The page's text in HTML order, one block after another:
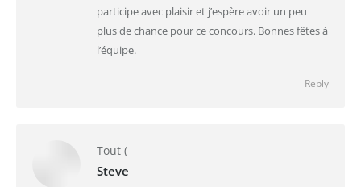
participe avec plaisir et j’espère avoir un peu
plus de chance pour ce concours. Bonnes fêtes à
l’équipe.
Reply
Tout (
Steve